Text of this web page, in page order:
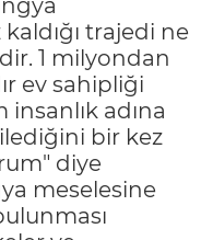
trajedi ne
1 milyondan
ev sahipliği
adına
bir kez
diye
meselesine